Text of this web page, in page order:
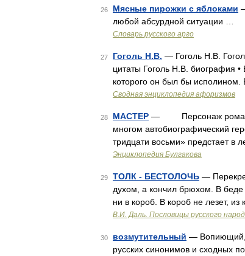
26 Мясные пирожки с яблоками
любой абсурдной ситуации …
Словарь русского арго
27 Гоголь Н.В. — Гоголь Н.В.
цитаты Гоголь Н.В. биография •
которого он был бы исполином.
Сводная энциклопедия афоризмов
28 МАСТЕР — Персонаж романа
многом автобиографический
тридцати восьми» предстает в
Энциклопедия Булгакова
29 ТОЛК - БЕСТОЛОЧЬ —
духом, а кончил брюхом. В беде
ни в короб. В короб не лезет,
В.И. Даль. Пословицы русского
30 возмутительный — Вопиющий,
русских синонимов и сходных